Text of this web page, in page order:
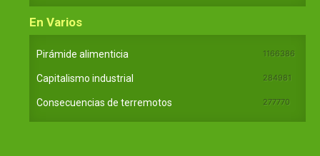
En Varios
Pirámide alimenticia 1166386
Capitalismo industrial 284981
Consecuencias de terremotos 277770